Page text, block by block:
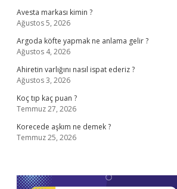
Avesta markası kimin ?
Ağustos 5, 2026
Argoda köfte yapmak ne anlama gelir ?
Ağustos 4, 2026
Ahiretin varlığını nasıl ispat ederiz ?
Ağustos 3, 2026
Koç tıp kaç puan ?
Temmuz 27, 2026
Korecede aşkım ne demek ?
Temmuz 25, 2026